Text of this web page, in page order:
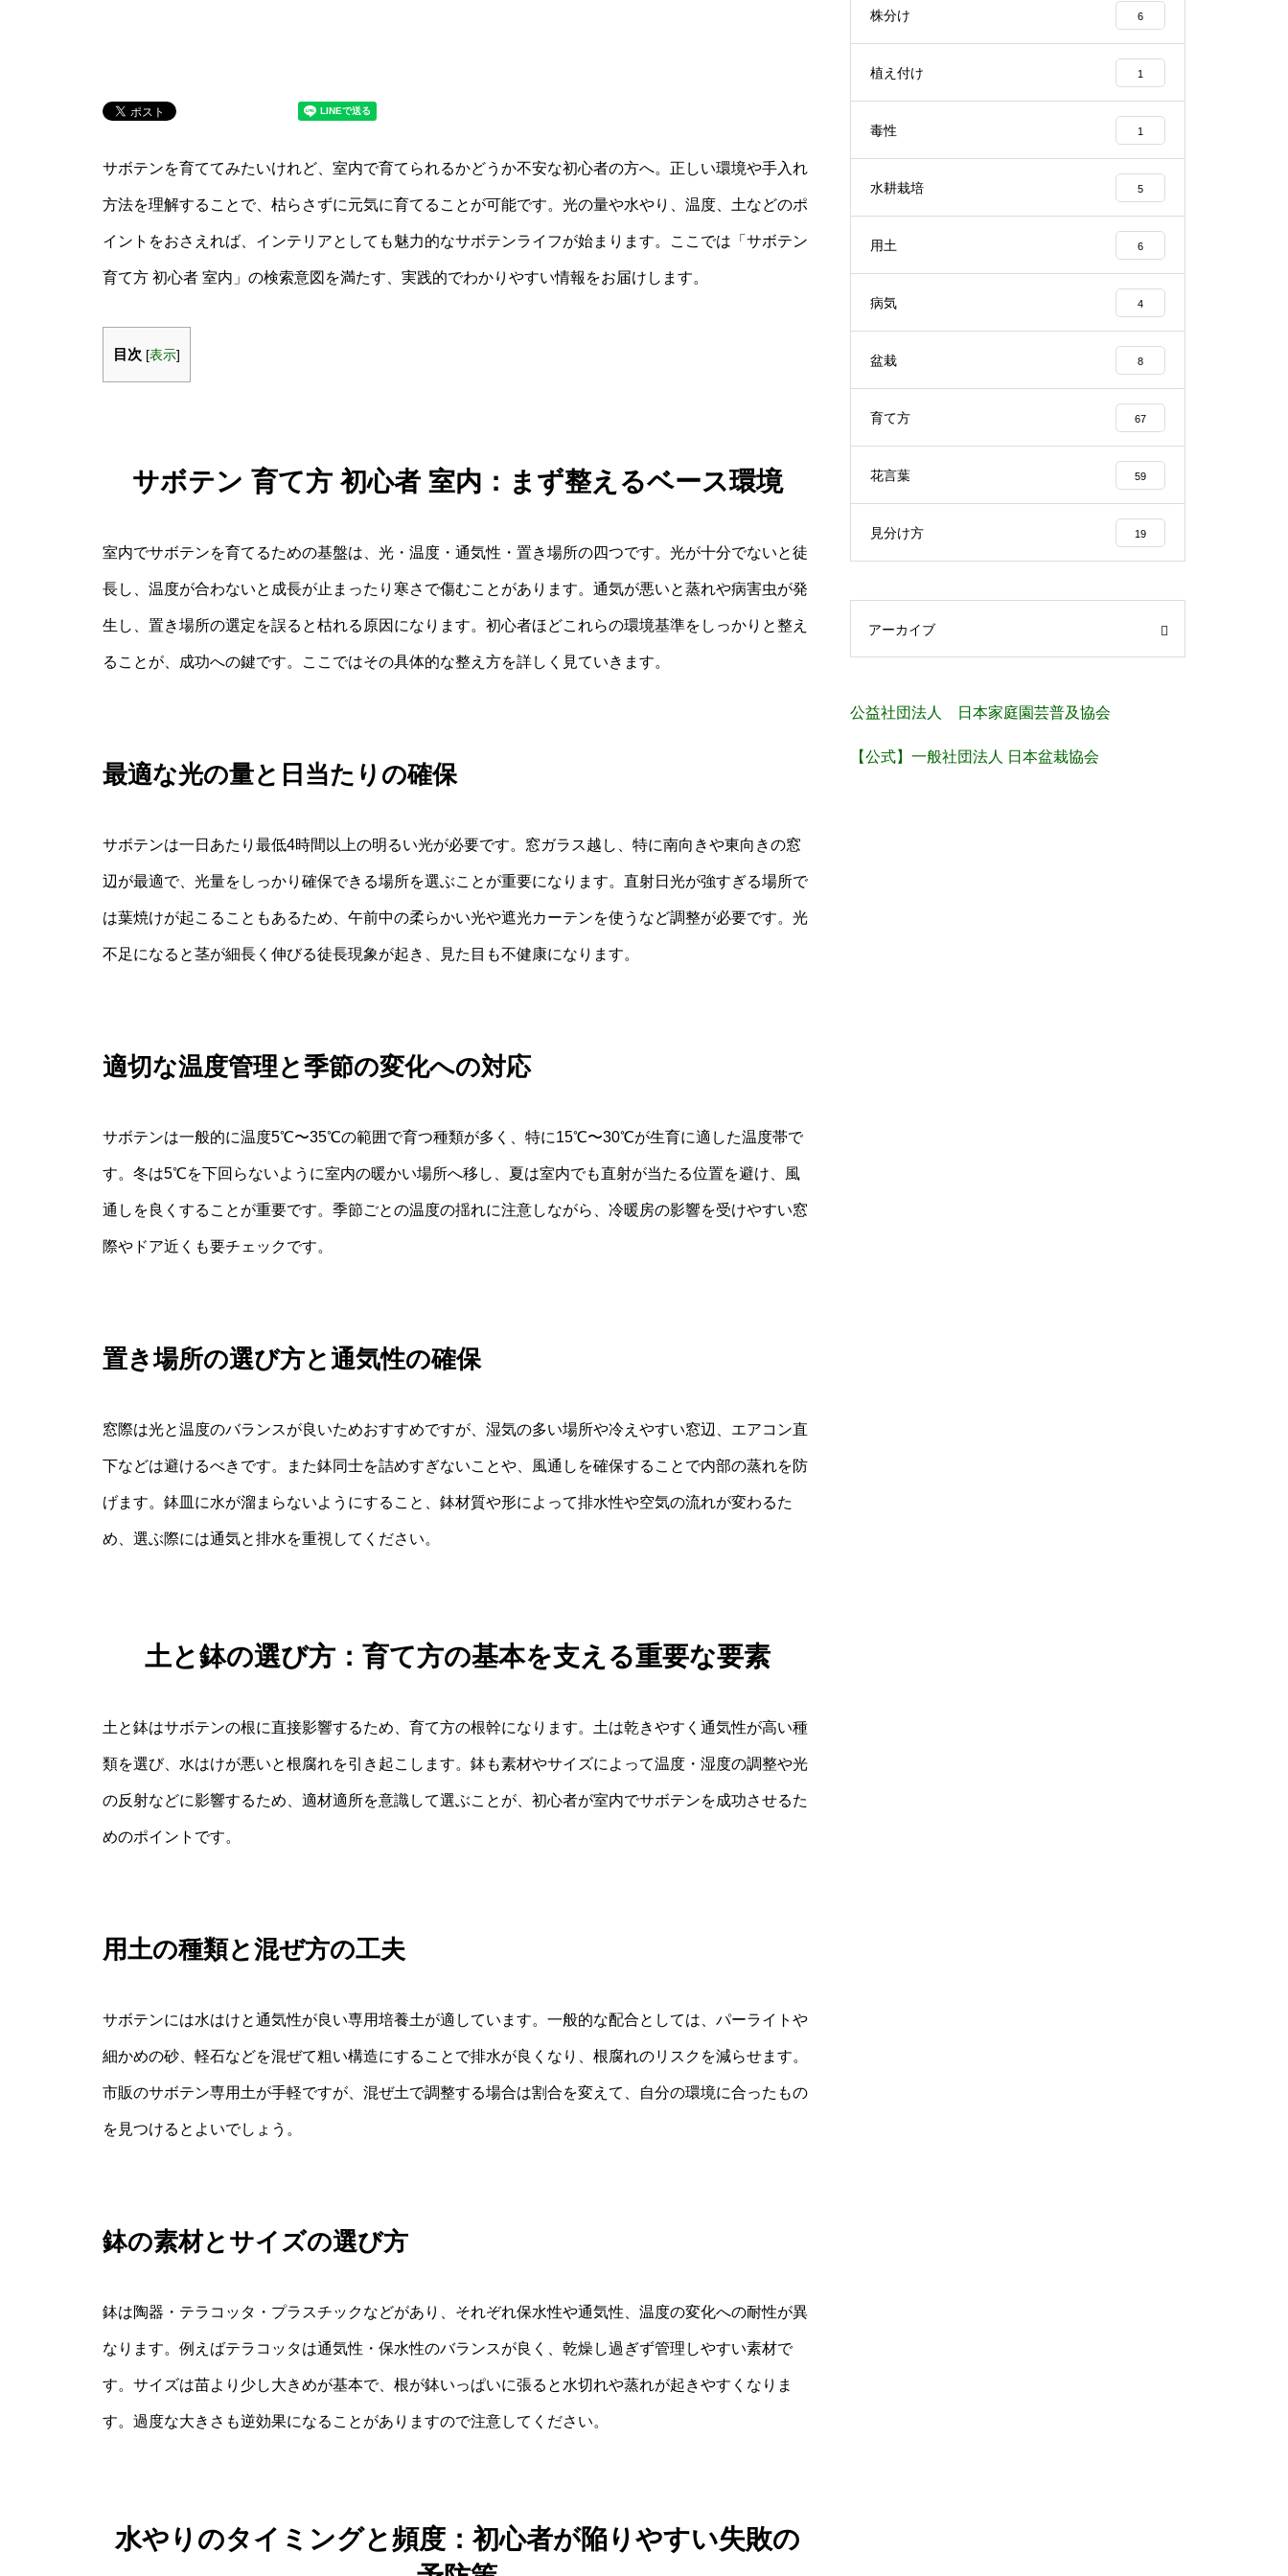
サボテンを育ててみたいけれど、室内で育てられるかどうか不安な初心者の方へ。正しい環境や手入れ
方法を理解することで、枯らさずに元気に育てることが可能です。光の量や水やり、温度、土などのポ
イントをおさえれば、インテリアとしても魅力的なサボテンライフが始まります。ここでは「サボテン
育て方 初心者 室内」の検索意図を満たす、実践的でわかりやすい情報をお届けします。
目次 [表示]
サボテン 育て方 初心者 室内：まず整えるベース環境
室内でサボテンを育てるための基盤は、光・温度・通気性・置き場所の四つです。光が十分でないと徒
長し、温度が合わないと成長が止まったり寒さで傷むことがあります。通気が悪いと蒸れや病害虫が発
生し、置き場所の選定を誤ると枯れる原因になります。初心者ほどこれらの環境基準をしっかりと整え
ることが、成功への鍵です。ここではその具体的な整え方を詳しく見ていきます。
最適な光の量と日当たりの確保
サボテンは一日あたり最低4時間以上の明るい光が必要です。窓ガラス越し、特に南向きや東向きの窓
辺が最適で、光量をしっかり確保できる場所を選ぶことが重要になります。直射日光が強すぎる場所で
は葉焼けが起こることもあるため、午前中の柔らかい光や遮光カーテンを使うなど調整が必要です。光
不足になると茎が細長く伸びる徒長現象が起き、見た目も不健康になります。
適切な温度管理と季節の変化への対応
サボテンは一般的に温度5℃〜35℃の範囲で育つ種類が多く、特に15℃〜30℃が生育に適した温度帯で
す。冬は5℃を下回らないように室内の暖かい場所へ移し、夏は室内でも直射が当たる位置を避け、風
通しを良くすることが重要です。季節ごとの温度の揺れに注意しながら、冷暖房の影響を受けやすい窓
際やドア近くも要チェックです。
置き場所の選び方と通気性の確保
窓際は光と温度のバランスが良いためおすすめですが、湿気の多い場所や冷えやすい窓辺、エアコン直
下などは避けるべきです。また鉢同士を詰めすぎないことや、風通しを確保することで内部の蒸れを防
げます。鉢皿に水が溜まらないようにすること、鉢材質や形によって排水性や空気の流れが変わるた
め、選ぶ際には通気と排水を重視してください。
土と鉢の選び方：育て方の基本を支える重要な要素
土と鉢はサボテンの根に直接影響するため、育て方の根幹になります。土は乾きやすく通気性が高い種
類を選び、水はけが悪いと根腐れを引き起こします。鉢も素材やサイズによって温度・湿度の調整や光
の反射などに影響するため、適材適所を意識して選ぶことが、初心者が室内でサボテンを成功させるた
めのポイントです。
用土の種類と混ぜ方の工夫
サボテンには水はけと通気性が良い専用培養土が適しています。一般的な配合としては、パーライトや
細かめの砂、軽石などを混ぜて粗い構造にすることで排水が良くなり、根腐れのリスクを減らせます。
市販のサボテン専用土が手軽ですが、混ぜ土で調整する場合は割合を変えて、自分の環境に合ったもの
を見つけるとよいでしょう。
鉢の素材とサイズの選び方
鉢は陶器・テラコッタ・プラスチックなどがあり、それぞれ保水性や通気性、温度の変化への耐性が異
なります。例えばテラコッタは通気性・保水性のバランスが良く、乾燥し過ぎず管理しやすい素材で
す。サイズは苗より少し大きめが基本で、根が鉢いっぱいに張ると水切れや蒸れが起きやすくなりま
す。過度な大きさも逆効果になることがありますので注意してください。
水やりのタイミングと頻度：初心者が陥りやすい失敗の
株分け 6
植え付け 1
毒性 1
水耕栽培 5
用土 6
病気 4
盆栽 8
育て方 67
花言葉 59
見分け方 19
アーカイブ
公益社団法人 日本家庭園芸普及協会
【公式】一般社団法人 日本盆栽協会